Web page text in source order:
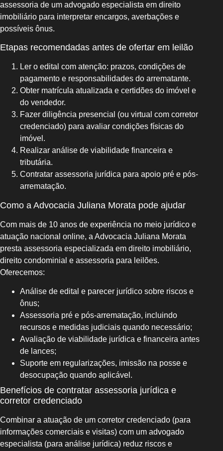
assessoria de um advogado especialista em direito
imobiliário para interpretar encargos, averbações e
possíveis ônus.
Etapas recomendadas antes de ofertar em leilão
Ler o edital com atenção: prazos, condições de
pagamento e responsabilidades do arrematante.
Obter matrícula atualizada e certidões do imóvel e
do vendedor.
Fazer diligência presencial (ou virtual com corretor
credenciado) para avaliar condições físicas do
imóvel.
Realizar análise de viabilidade financeira e
tributária.
Contratar assessoria jurídica para apoio pré e pós-
arrematação.
Como a Advocacia Juliana Morata pode ajudar
Com mais de 10 anos de experiência no meio jurídico e
atuação nacional online, a Advocacia Juliana Morata
presta assessoria especializada em direito imobiliário,
direito condominial e assessoria para leilões.
Oferecemos:
Análise de edital e parecer jurídico sobre riscos e
ônus;
Assessoria pré e pós-arrematação, incluindo
recursos e medidas judiciais quando necessário;
Avaliação de viabilidade jurídica e financeira antes
de lances;
Suporte em regularizações, imissão na posse e
desocupação quando aplicável.
Benefícios de contratar assessoria jurídica e
corretor credenciado
Combinar a atuação de um corretor credenciado (para
informações comerciais e visitas) com um advogado
especialista (para análise jurídica) reduz riscos e